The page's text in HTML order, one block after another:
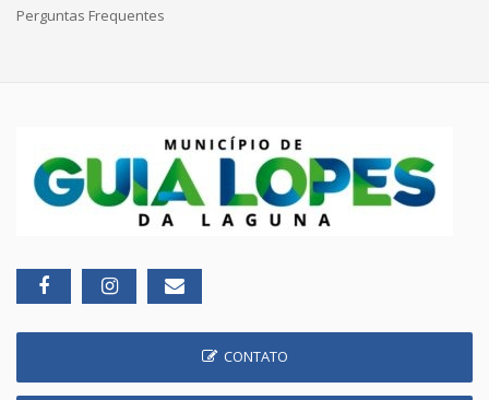
Perguntas Frequentes
CONTATO